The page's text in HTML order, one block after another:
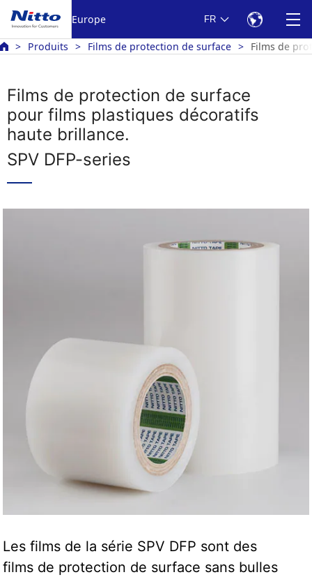
Europe FR
Produits Films de protection de surface Films de
Films de protection de surface
pour films plastiques décoratifs
haute brillance.
SPV DFP-series
Les films de la série SPV DFP sont des
films de protection de surface sans bulles